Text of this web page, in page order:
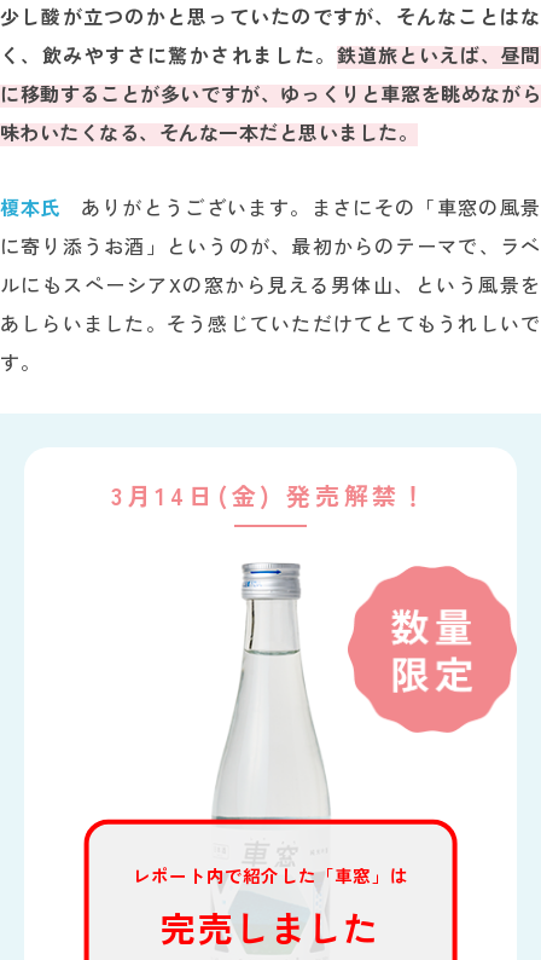
少し酸が立つのかと思っていたのですが、そんなことはな
く、飲みやすさに驚かされました。 鉄道旅といえば、昼間
に移動することが多いですが、ゆっくりと車窓を眺めながら
味わいたくなる、そんな一本だと思いました。
榎本氏 ありがとうございます。まさにその「車窓の風景
に寄り添うお酒」というのが、最初からのテーマで、ラベ
ルにもスペーシアXの窓から見える男体山、という風景を
あしらいました。そう感じていただけてとてもうれしいで
す。
3月14日(金) 発売解禁！
レポート内で紹介した「車窓」は
完売しました